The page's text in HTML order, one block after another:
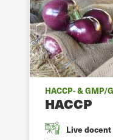
HACCP- & GMP/
HACCP
Live